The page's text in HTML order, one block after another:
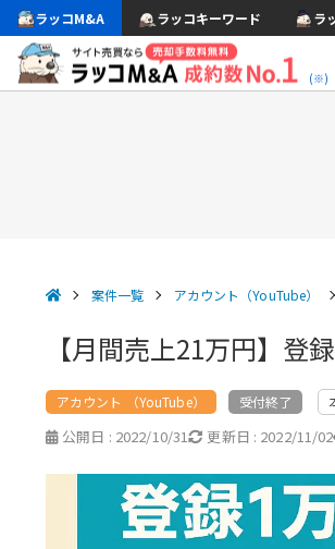
ラッコM&A ラッコキーワード ラ
(※)
案件一覧 アカウント（YouTube）
【月間売上21万円】登
アカウント （YouTube） 受付終了
公開日 : 2022/10/31 更新日 : 2022/11/02